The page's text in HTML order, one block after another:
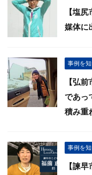
【塩
媒体に
事例を
【弘
であっ
積み重
事例を
【諫